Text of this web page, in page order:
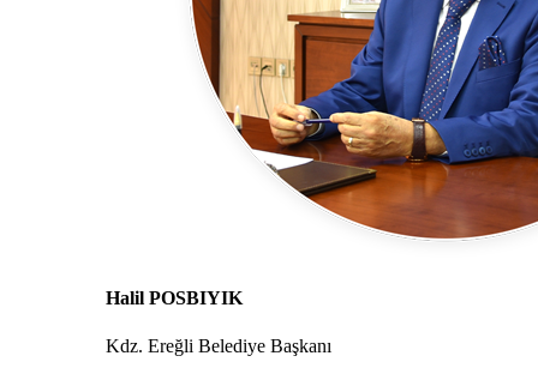
Halil POSBIYIK
Kdz. Ereğli Belediye Başkanı